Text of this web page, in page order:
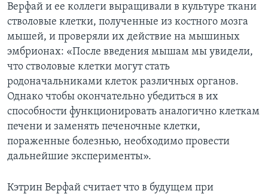
Верфай и ее коллеги выращивали в культуре ткани
стволовые клетки, полученные из костного мозга
мышей, и проверяли их действие на мышиных
эмбрионах: «После введения мышам мы увидели,
что стволовые клетки могут стать
родоначальниками клеток различных органов.
Однако чтобы окончательно убедиться в их
способности функционировать аналогично клеткам
печени и заменять печеночные клетки,
пораженные болезнью, необходимо провести
дальнейшие эксперименты».
Кэтрин Верфай считает что в будущем при